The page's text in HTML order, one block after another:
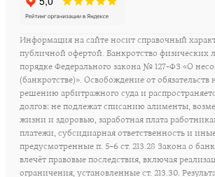
Информация на сайте носит справочный
публичной офертой. Банкротство физических
порядке Федерального закона № 127-ФЗ «О
(банкротстве)». Освобождение от обязательств
решению арбитражного суда и
долгов: не подлежат списанию алименты,
жизни и здоровью, заработная плата
платежи, субсидиарная ответственность и иные
предусмотренные п. 5–6 ст. 213.28 Закона о
влечёт правовые последствия, включая
ограничения, установленные ст. 213.30.